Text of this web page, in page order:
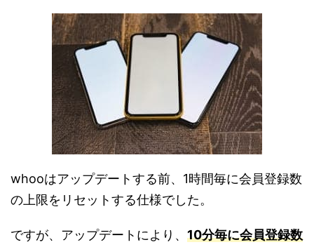
whooはアップデートする前、1時間毎に会員登録数
の上限をリセットする仕様でした。
ですが、アップデートにより、 10分毎に会員登録数